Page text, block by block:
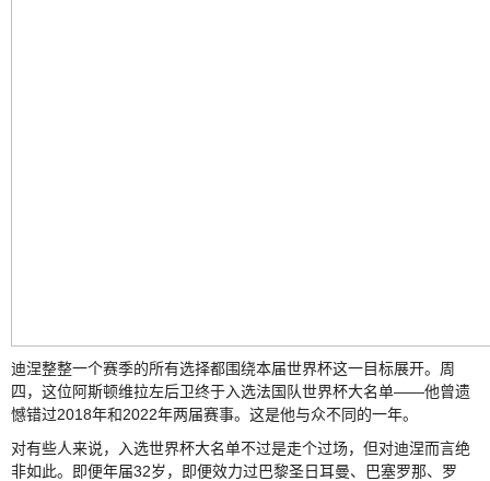
迪涅整整一个赛季的所有选择都围绕本届世界杯这一目标展开。周
四，这位阿斯顿维拉左后卫终于入选法国队世界杯大名单——他曾遗
憾错过2018年和2022年两届赛事。这是他与众不同的一年。
对有些人来说，入选世界杯大名单不过是走个过场，但对迪涅而言绝
非如此。即便年届32岁，即便效力过巴黎圣日耳曼、巴塞罗那、罗